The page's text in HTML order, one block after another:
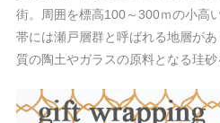
街。周囲を標高100～300ｍの小高
帯には瀬戸層群と呼ばれる地層が
質の陶土やガラスの原料となる珪砂